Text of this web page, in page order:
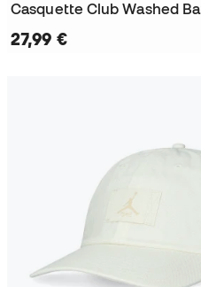
Casquette Club Washed
27,99 €